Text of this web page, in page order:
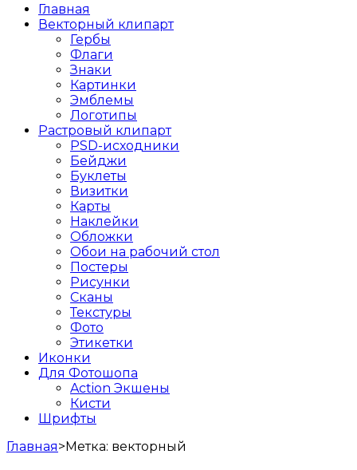
Главная
Векторный клипарт
Гербы
Флаги
Знаки
Картинки
Эмблемы
Логотипы
Растровый клипарт
PSD-исходники
Бейджи
Буклеты
Визитки
Карты
Наклейки
Обложки
Обои на рабочий стол
Постеры
Рисунки
Сканы
Текстуры
Фото
Этикетки
Иконки
Для Фотошопа
Action Экшены
Кисти
Шрифты
Главная>Метка: векторный